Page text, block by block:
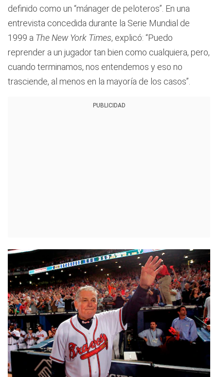
definido como un “mánager de peloteros”. En una
entrevista concedida durante la Serie Mundial de
1999 a The New York Times, explicó: “Puedo
reprender a un jugador tan bien como cualquiera, pero,
cuando terminamos, nos entendemos y eso no
trasciende, al menos en la mayoría de los casos”.
PUBLICIDAD